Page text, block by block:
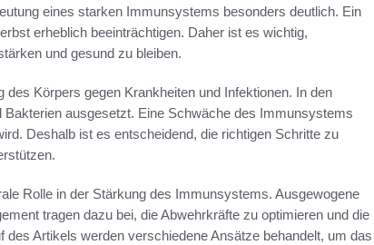
eines starken Immunsystems besonders deutlich. Ein
erheblich beeinträchtigen. Daher ist es wichtig,
und gesund zu bleiben.
Körpers gegen Krankheiten und Infektionen. In den
ausgesetzt. Eine Schwäche des Immunsystems
Deshalb ist es entscheidend, die richtigen Schritte zu
Rolle in der Stärkung des Immunsystems. Ausgewogene
tragen dazu bei, die Abwehrkräfte zu optimieren und die
Artikels werden verschiedene Ansätze behandelt, um das